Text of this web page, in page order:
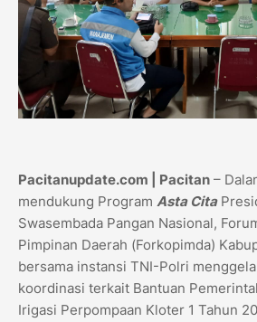
Pacitanupdate.com | Pacitan –
mendukung Program Asta Cita
Swasembada Pangan Nasional,
Pimpinan Daerah (Forkopimda)
bersama instansi TNI-Polri
koordinasi terkait Bantuan
Irigasi Perpompaan Kloter 1 Tahun